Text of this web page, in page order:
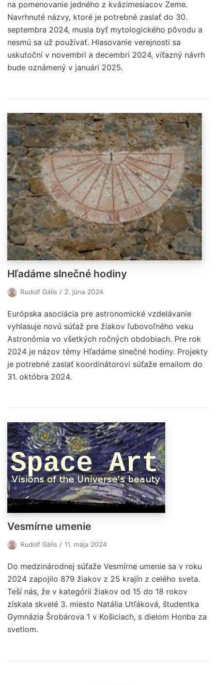
na pomenovanie jedného z kvázimesiacov Zeme.
Navrhnuté názvy, ktoré je potrebné zaslať do 30.
septembra 2024, musia byť mytologického pôvodu a
nesmú sa už používať. Hlasovanie verejnosti sa
uskutoční v novembri a decembri 2024, víťazný návrh
bude oznámený v januári 2025.
Hľadáme slnečné hodiny
Rudolf Gális 2. júna 2024
Európska asociácia pre astronomické vzdelávanie
vyhlasuje novú súťaž pre žiakov ľubovoľného veku
Astronómia vo všetkých ročných obdobiach. Pre rok
2024 je názov témy Hľadáme slnečné hodiny. Projekty
je potrebné zaslať koordinátorovi súťaže emailom do
31. októbra 2024.
Vesmírne umenie
Rudolf Gális 11. mája 2024
Do medzinárodnej súťaže Vesmírne umenie sa v roku
2024 zapojilo 879 žiakov z 25 krajín z celého sveta.
Teší nás, že v kategórii žiakov od 15 do 18 rokov
získala skvelé 3. miesto Natália Utľáková, študentka
Gymnázia Šrobárova 1 v Košiciach, s dielom Honba za
svetlom.